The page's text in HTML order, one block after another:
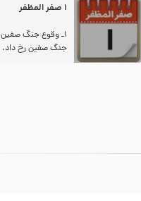
1 صفر المظفر
جنگ صفین رخ داد.